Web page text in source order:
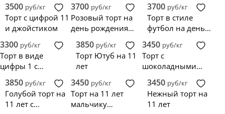
3500 руб/кг
Торт с цифрой 11
и джойстиком
3700 руб/кг
Розовый торт на
день рождения
3700 руб/кг
Торт в стиле
футбол на день
мальчику 11 лет
3300 руб/кг
Торт в виде
цифры 1 с
3850 руб/кг
Торт Ютуб на 11
лет
3450 руб/кг
Торт с
шоколадными
3850 руб/кг
Голубой торт на
11 лет с
3450 руб/кг
Торт на 11 лет
мальчику
3450 руб/кг
Нежный торт на
11 лет